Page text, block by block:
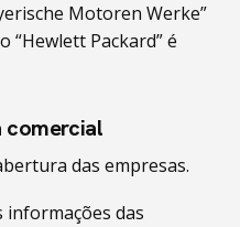
Motoren Werke”
“Hewlett Packard” é
comercial
das empresas.
informações das